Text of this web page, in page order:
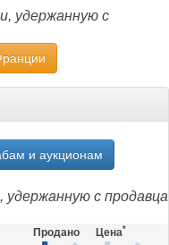
удержанную с
и аукционам
с продавца
Продано Цена*